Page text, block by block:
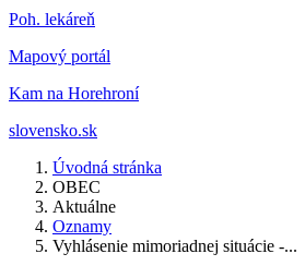
Poh. lekáreň
Mapový portál
Kam na Horehroní
slovensko.sk
Úvodná stránka
OBEC
Aktuálne
Oznamy
Vyhlásenie mimoriadnej situácie -...